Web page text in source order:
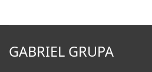
GABRIEL GRUPA